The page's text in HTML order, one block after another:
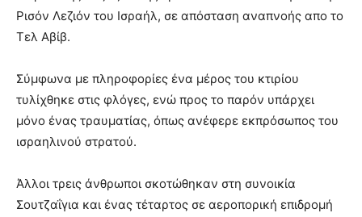
Ρισόν Λεζιόν του Ισραήλ, σε απόσταση αναπνοής απο το
Τελ Αβίβ.
Σύμφωνα με πληροφορίες ένα μέρος του κτιρίου
τυλίχθηκε στις φλόγες, ενώ προς το παρόν υπάρχει
μόνο ένας τραυματίας, όπως ανέφερε εκπρόσωπος του
ισραηλινού στρατού.
Άλλοι τρεις άνθρωποι σκοτώθηκαν στη συνοικία
Σουτζαΐγια και ένας τέταρτος σε αεροπορική επιδρομή